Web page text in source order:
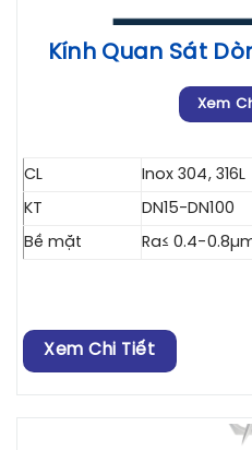
Kính Quan Sát
Xem
CL
Inox 304, 316L
KT
DN15-DN100
Bề mặt
Ra≤ 0.4-
Xem Chi Tiết